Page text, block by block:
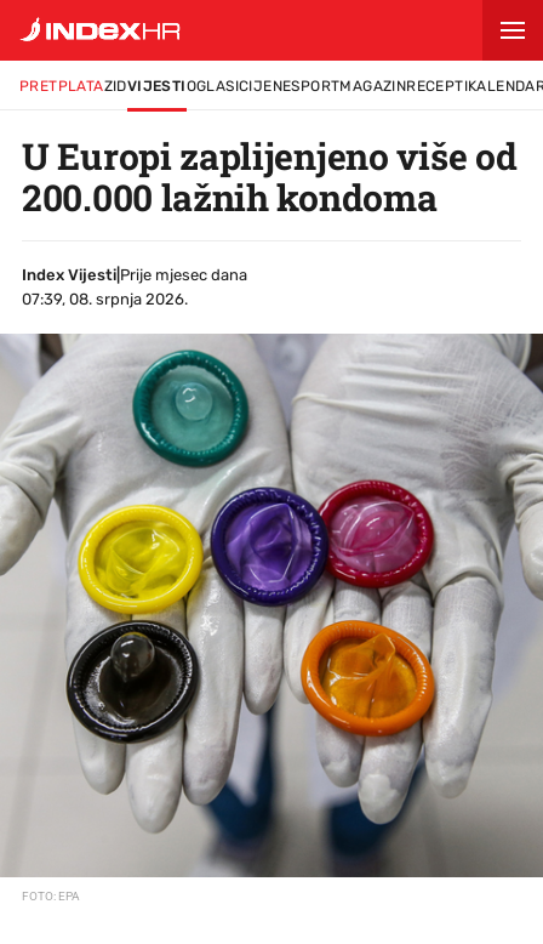
PRETPLATAZIDVIJESTIOGLASICIJENESPORTMAGAZINRECEPTI
U Europi zaplijenjeno više od
200.000 lažnih kondoma
Index Vijesti
Prije mjesec dana
07:39, 08. srpnja 2026.
FOTO: EPA